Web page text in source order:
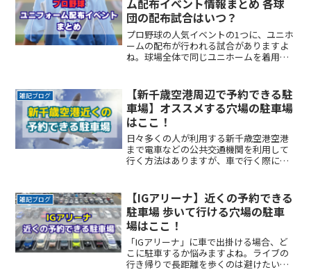
ム配布イベント情報まとめ 各球
団の配布試合はいつ？
プロ野球の人気イベントの1つに、ユニホ
ームの配布が行われる試合がありますよ
ね。球場全体で同じユニホームを着用し
開催が予定されているプロ野球各球団の
「ユニホーム配布イReadMore...
雑記ブログ
【新千歳空港周辺で予約できる駐
車場】オススメする穴場の駐車場
はここ！
日々多くの人が利用する新千歳空港空港
まで電車などの公共交通機関を利用して
行く方法はありますが、車で行く際に問
に空港を利用する際、特に駐車場の確保
ができるか不安になりますReadMore...
雑記ブログ
【IGアリーナ】近くの予約できる
駐車場 歩いて行ける穴場の駐車
場はここ！
「IGアリーナ」に車で出掛ける場合、ど
こに駐車するか悩みますよね。ライブの
行き帰りで長距離を歩くのは避けたいと